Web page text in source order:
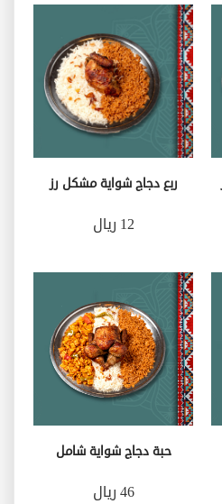
ربع دجاج شواية مشكل رز
12 ريال
حبة دجاج شواية شامل
46 ريال